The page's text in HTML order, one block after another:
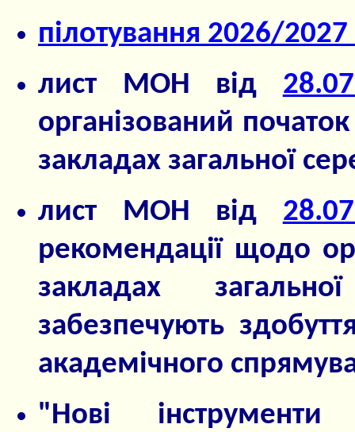
пілотування 2026/
лист МОН від
організований
закладах загальної
лист МОН від
рекомендації щодо
закладах
забезпечують
академічного
"Нові